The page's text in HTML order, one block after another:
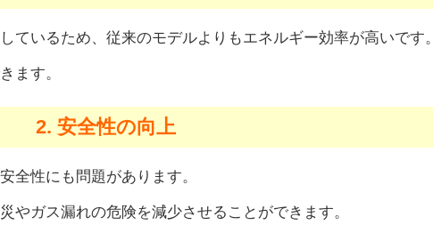
ているため、従来のモデルよりもエネルギー効率が高いです。
ます。
2. 安全性の向上
全性にも問題があります。
やガス漏れの危険を減少させることができます。